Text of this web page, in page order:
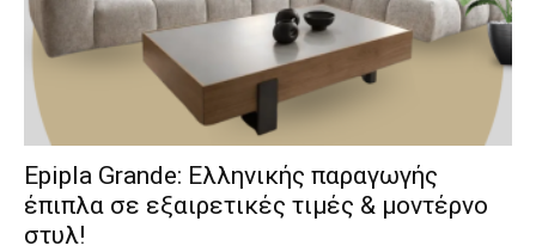
Epipla Grande: Ελληνικής παραγωγής
έπιπλα σε εξαιρετικές τιμές & μοντέρνο
στυλ!